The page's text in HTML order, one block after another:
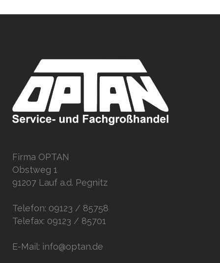
Firma OPTAN
Obstweg 1
91207 Lauf a.d. Pegnitz
Telefon: 09123 / 85758
Telefax: 09123 / 85701
E-Mail: info@optan.de